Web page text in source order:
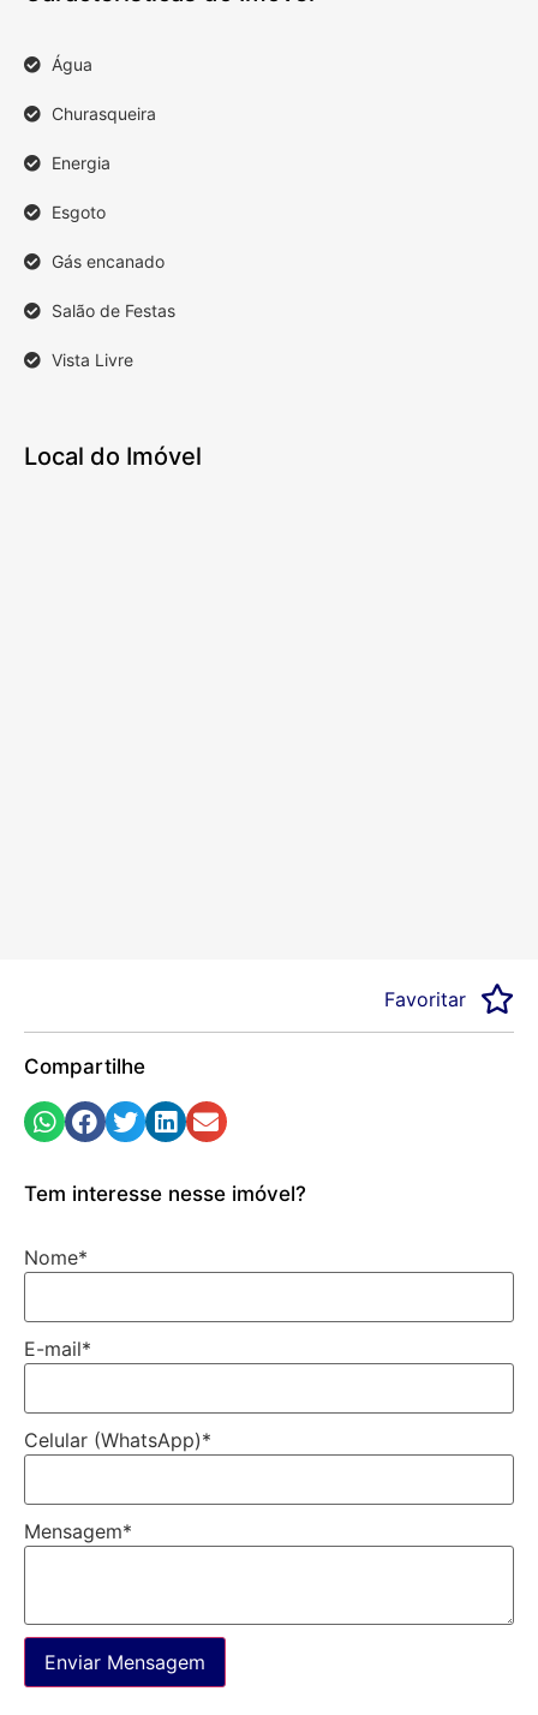
Água
Churasqueira
Energia
Esgoto
Gás encanado
Salão de Festas
Vista Livre
Local do Imóvel
Favoritar
Compartilhe
Tem interesse nesse imóvel?
Nome*
E-mail*
Celular (WhatsApp)*
Mensagem*
Enviar Mensagem